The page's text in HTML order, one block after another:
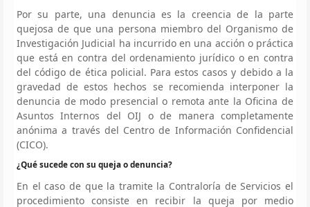
Por su parte, una denuncia es la creencia de la parte
quejosa de que una persona miembro del Organismo de
Investigación Judicial ha incurrido en una acción o práctica
que está en contra del ordenamiento jurídico o en contra
del código de ética policial. Para estos casos y debido a la
gravedad de estos hechos se recomienda interponer la
denuncia de modo presencial o remota ante la Oficina de
Asuntos Internos del OIJ o de manera completamente
anónima a través del Centro de Información Confidencial
(CICO).
¿Qué sucede con su queja o denuncia?
En el caso de que la tramite la Contraloría de Servicios el
procedimiento consiste en recibir la queja por medio